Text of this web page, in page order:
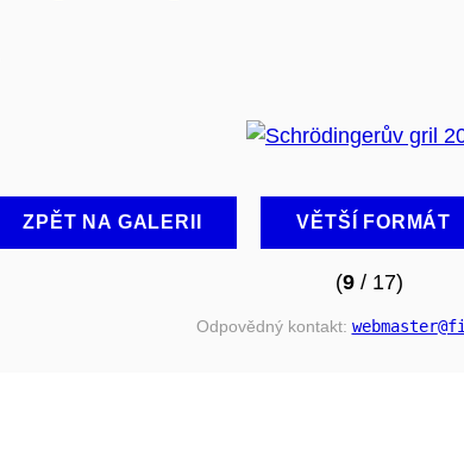
ZPĚT NA GALERII VĚTŠÍ FORMÁT
(9/ 17)
Odpovědný kontakt: webmaster@fi